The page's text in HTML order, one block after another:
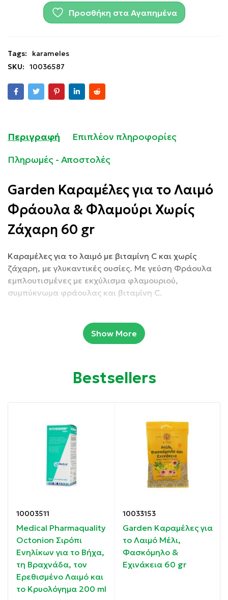
Προσθήκη στα Αγαπημένα
Tags:
karameles
SKU:
10036587
Περιγραφή
Επιπλέον πληροφορίες
Πληρωμές - Αποστολές
Garden Καραμέλες για το Λαιμό
Φράουλα & Φλαμούρι Χωρίς
Ζάχαρη 60 gr
Καραμέλες για το λαιμό με βιταμίνη C και χωρίς
ζάχαρη, με γλυκαντικές ουσίες. Με γεύση Φράουλα
εμπλουτισμένες με εκχύλισμα φλαμουριού,
συμπύκνωμα φράουλας και βιταμίνη C.
60γρ καθαρό βάρος το πακέτο
3,5γρ καθαρό βάρος η καθεμία καραμέλα
Καθε σακουλακι περιεχει 17-18 καραμελες
Συσκευασία: 60 gr
Ιδιότητες:
Ανακουφίζουν από τον επίμονο βήχα
Mαλακώνουν τον λαιμό κι ελευθερώνουν την
Show More
Bestsellers
10003511
Medical Pharmaquality
Octonion Σιρόπι
Ενηλίκων για το Βήχα,
τη Βραχνάδα, τον
Ερεθισμένο Λαιμό και
το Κρυολόγημα 200 ml
10033153
Garden Καραμέλες για
το Λαιμό Μέλι,
Φασκόμηλο &
Εχινάκεια 60 gr